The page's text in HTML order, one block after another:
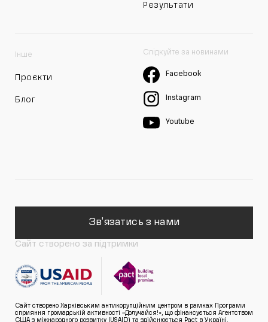
Результати
Інше
Проєкти
Блог
Слідкуйте за новинами
Facebook
Instagram
Youtube
Зв'язатись з нами
Сайт створено за підтримки
Сайт створено Харківським антикорупційним центром в рамках Програми
сприяння громадській активності «Долучайся!», що фінансується Агентством
США з міжнародного розвитку (USAID) та здійснюється Pact в Україні.